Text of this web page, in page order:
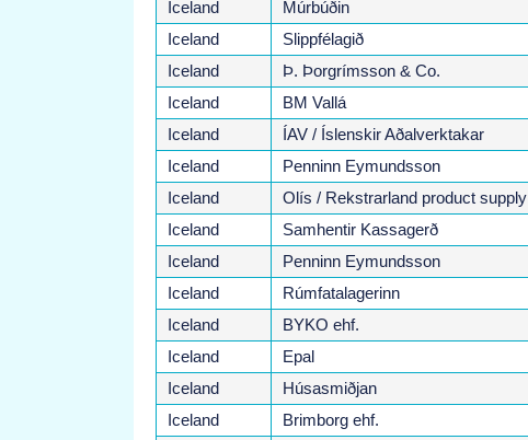
Iceland
Múrbúðin
Iceland
Slippfélagið
Iceland
Þ. Þorgrímsson & Co.
Iceland
BM Vallá
Iceland
ÍAV / Íslenskir Aðalverktakar
Iceland
Penninn Eymundsson
Iceland
Olís / Rekstrarland product supply
Iceland
Samhentir Kassagerð
Iceland
Penninn Eymundsson
Iceland
Rúmfatalagerinn
Iceland
BYKO ehf.
Iceland
Epal
Iceland
Húsasmiðjan
Iceland
Brimborg ehf.